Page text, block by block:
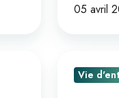
05 avril
SOFTWARE
Vie